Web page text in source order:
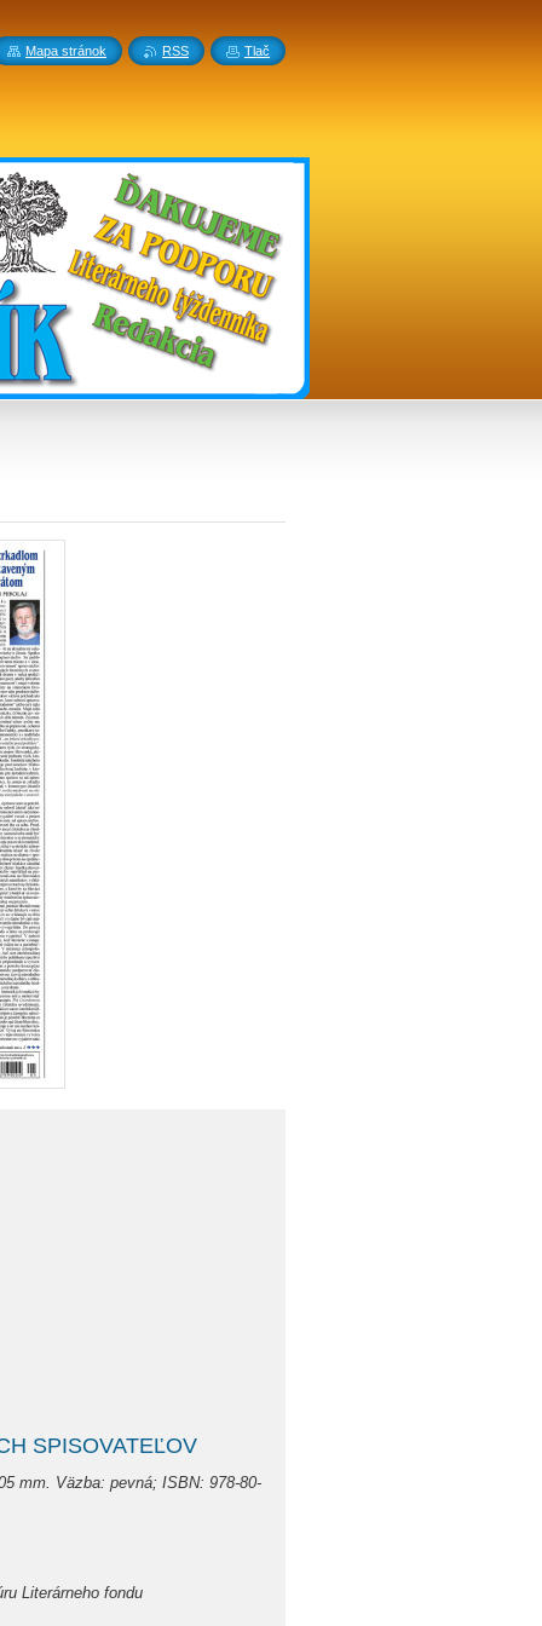
SPISOVATEĽOV
mm. Väzba: pevná; ISBN: 978-80-
Literárneho fondu
Mapa stránok RSS Tlač